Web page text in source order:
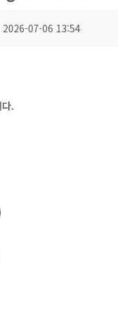
2026-07-06 13:54
.